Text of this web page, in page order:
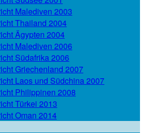
Malediven 2003
Thailand 2004
Ägypten 2004
Malediven 2006
Südafrika 2006
Griechenland 2007
Laos und Südchina 2007
Philippinen 2008
Türkei 2013
Oman 2014